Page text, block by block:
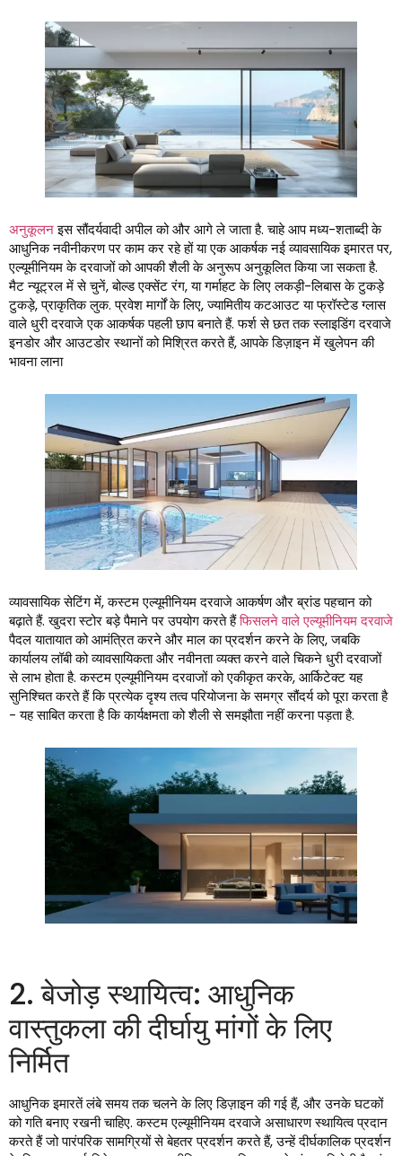
अनुकूलनइस सौंदर्यवादी अपील को और आगे ले जाता है. चाहे आप मध्य-शताब्दी के
आधुनिक नवीनीकरण पर काम कर रहे हों या एक आकर्षक नई व्यावसायिक इमारत पर,
एल्यूमीनियम के दरवाजों को आपकी शैली के अनुरूप अनुकूलित किया जा सकता है.
मैट न्यूट्रल में से चुनें, बोल्ड एक्सेंट रंग, या गर्माहट के लिए लकड़ी-लिबास के टुकड़े
टुकड़े, प्राकृतिक लुक. प्रवेश मार्गों के लिए, ज्यामितीय कटआउट या फ्रॉस्टेड ग्लास
वाले धुरी दरवाजे एक आकर्षक पहली छाप बनाते हैं. फर्श से छत तक स्लाइडिंग दरवाजे
इनडोर और आउटडोर स्थानों को मिश्रित करते हैं, आपके डिज़ाइन में खुलेपन की
भावना लाना
व्यावसायिक सेटिंग में, कस्टम एल्यूमीनियम दरवाजे आकर्षण और ब्रांड पहचान को
बढ़ाते हैं. खुदरा स्टोर बड़े पैमाने पर उपयोग करते हैंफिसलने वाले एल्यूमीनियम दरवाजे
पैदल यातायात को आमंत्रित करने और माल का प्रदर्शन करने के लिए, जबकि
कार्यालय लॉबी को व्यावसायिकता और नवीनता व्यक्त करने वाले चिकने धुरी दरवाजों
से लाभ होता है. कस्टम एल्यूमीनियम दरवाजों को एकीकृत करके, आर्किटेक्ट यह
सुनिश्चित करते हैं कि प्रत्येक दृश्य तत्व परियोजना के समग्र सौंदर्य को पूरा करता है
- यह साबित करता है कि कार्यक्षमता को शैली से समझौता नहीं करना पड़ता है.
2. बेजोड़ स्थायित्व: आधुनिक
वास्तुकला की दीर्घायु मांगों के लिए
निर्मित
आधुनिक इमारतें लंबे समय तक चलने के लिए डिज़ाइन की गई हैं, और उनके घटकों
को गति बनाए रखनी चाहिए. कस्टम एल्यूमीनियम दरवाजे असाधारण स्थायित्व प्रदान
करते हैं जो पारंपरिक सामग्रियों से बेहतर प्रदर्शन करते हैं, उन्हें दीर्घकालिक प्रदर्शन